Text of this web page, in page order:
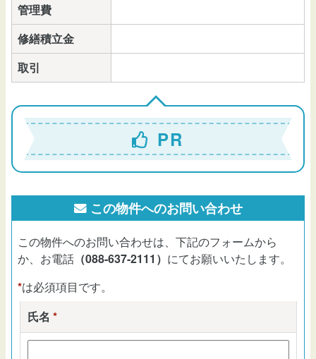
管理費
修繕積立金
取引
PR
この物件へのお問い合わせ
この物件へのお問い合わせは、下記のフォームから
か、お電話 （088-637-2111） にてお願いいたします。
*は必須項目です。
氏名 *